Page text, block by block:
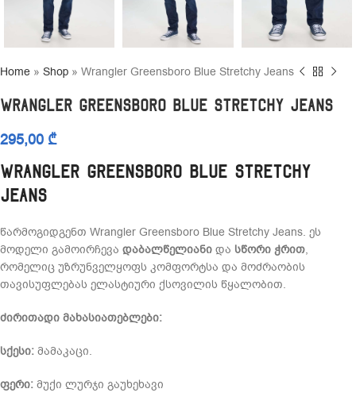
Home » Shop » Wrangler Greensboro Blue Stretchy Jeans
Wrangler Greensboro Blue Stretchy Jeans
295,00 ₾
Wrangler Greensboro Blue Stretchy
Jeans
წარმოგიდგენთ Wrangler Greensboro Blue Stretchy Jeans. ეს
მოდელი გამოირჩევა დაბალწელიანი და სწორი ჭრით,
რომელიც უზრუნველყოფს კომფორტსა და მოძრაობის
თავისუფლებას ელასტიური ქსოვილის წყალობით.
ძირითადი მახასიათებლები:
სქესი: მამაკაცი.
ფერი: მუქი ლურჯი გაუხეხავი